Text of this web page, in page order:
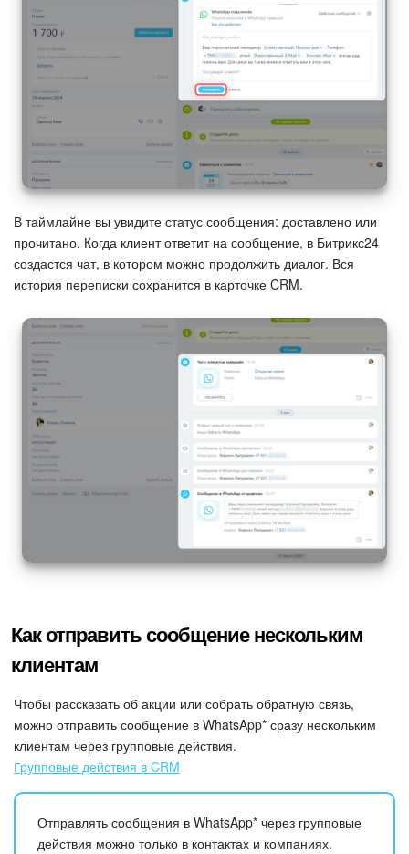
В таймлайне вы увидите статус сообщения: доставлено или
прочитано. Когда клиент ответит на сообщение, в Битрикс24
создастся чат, в котором можно продолжить диалог. Вся
история переписки сохранится в карточке CRM.
Как отправить сообщение нескольким
клиентам
Чтобы рассказать об акции или собрать обратную связь,
можно отправить сообщение в WhatsApp* сразу нескольким
клиентам через групповые действия.
Групповые действия в CRM
Отправлять сообщения в WhatsApp* через групповые
действия можно только в контактах и компаниях.